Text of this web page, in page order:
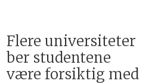
Flere universiteter
ber studentene
være forsiktig med